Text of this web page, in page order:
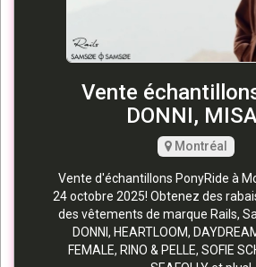
Vente
DONNI,
Montréal
Vente d'échantillons PonyRide à
24 octobre 2025! Obtenez des
des vêtements de marque Rails,
DONNI, HEARTLOOM,
FEMALE, RINO & PELLE, SOFIE